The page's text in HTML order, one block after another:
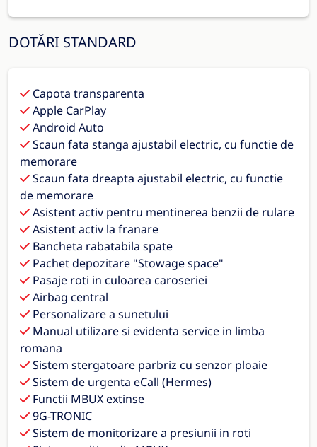
DOTĂRI STANDARD
Capota transparenta
Apple CarPlay
Android Auto
Scaun fata stanga ajustabil electric, cu functie de
memorare
Scaun fata dreapta ajustabil electric, cu functie
de memorare
Asistent activ pentru mentinerea benzii de rulare
Asistent activ la franare
Bancheta rabatabila spate
Pachet depozitare "Stowage space"
Pasaje roti in culoarea caroseriei
Airbag central
Personalizare a sunetului
Manual utilizare si evidenta service in limba
romana
Sistem stergatoare parbriz cu senzor ploaie
Sistem de urgenta eCall (Hermes)
Functii MBUX extinse
9G-TRONIC
Sistem de monitorizare a presiunii in roti